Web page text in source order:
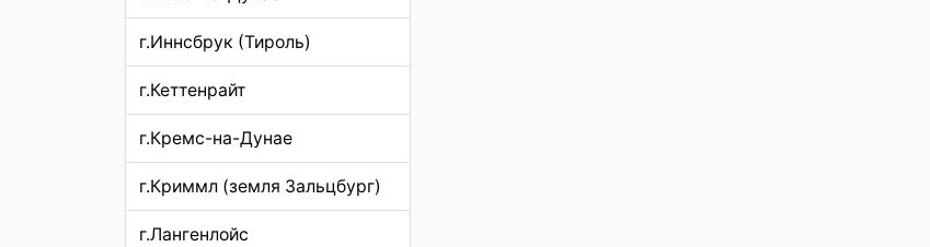
г.Иннсбрук (Тироль)
г.Кеттенрайт
г.Кремс-на-Дунае
г.Криммл (земля Зальцбург)
г.Лангенлойс